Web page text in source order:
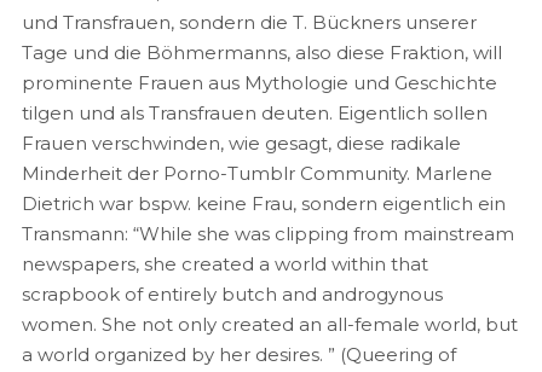
und Transfrauen, sondern die T. Bückners unserer
Tage und die Böhmermanns, also diese Fraktion, will
prominente Frauen aus Mythologie und Geschichte
tilgen und als Transfrauen deuten. Eigentlich sollen
Frauen verschwinden, wie gesagt, diese radikale
Minderheit der Porno-Tumblr Community. Marlene
Dietrich war bspw. keine Frau, sondern eigentlich ein
Transmann: “While she was clipping from mainstream
newspapers, she created a world within that
scrapbook of entirely butch and androgynous
women. She not only created an all-female world, but
a world organized by her desires. ” (Queering of